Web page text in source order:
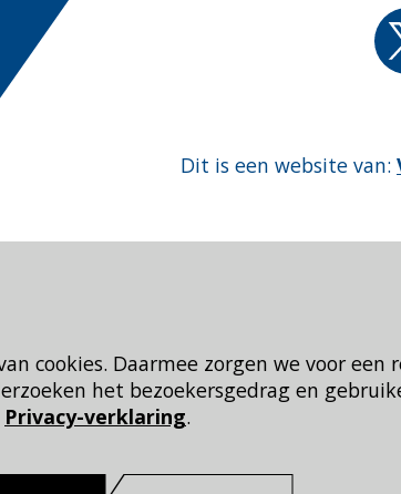
cookies. Daarmee zorgen we voor een
het bezoekersgedrag en
Privacy-verklaring.
Dit is een website van: